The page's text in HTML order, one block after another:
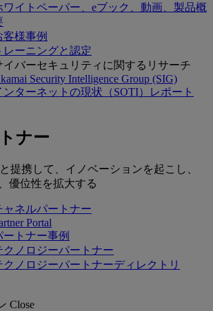
ワイトペーパー、eブック、動画、製品概
客様事例
レーニングと認定
イバーセキュリティに関するリサーチ
Security Intelligence Group (SIG)
ンターネットの現状（SOTI）レポート
ナー
提携して、イノベーションを起こし、
優位性を拡大する
ャネルパートナー
Portal
ートナー事例
クノロジーパートナー
クノロジーパートナーディレクトリ
Close